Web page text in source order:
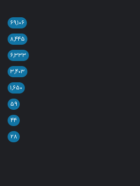
۶۹,۱۰۶
۸,۴۴۵
۶,۳۳۳
۳,۴۰۳
۱,۶۵۰
۵۹
۴۴
۲۸